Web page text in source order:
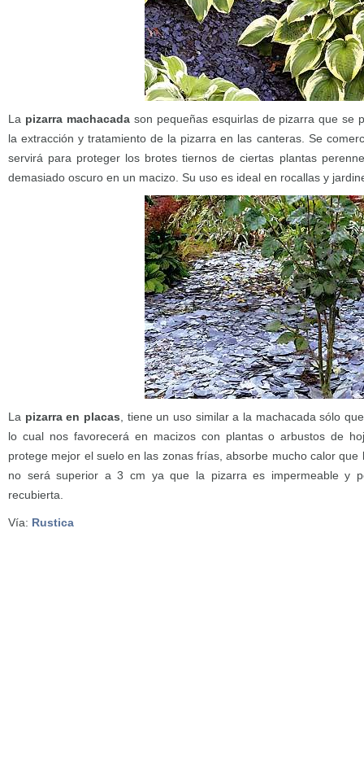
La pizarra machacadason pequeñas esquirlas de pizarra que se
la extracción y tratamiento de la pizarra en las canteras. Se
servirá para proteger los brotes tiernos de ciertas plantas
demasiado oscuro en un macizo. Su uso es ideal en rocallas y
La pizarra en placas , tiene un uso similar a la machacada sólo
lo cual nos favorecerá en macizos con plantas o arbustos de
protege mejor el suelo en las zonas frías, absorbe mucho calor
no será superior a 3 cm ya que la pizarra es impermeable y
recubierta.
Vía: Rustica